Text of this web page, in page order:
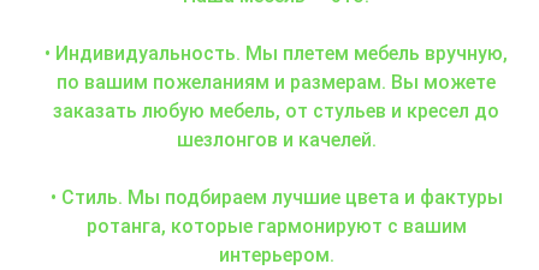
• Индивидуальность. Мы плетем мебель вручную,
по вашим пожеланиям и размерам. Вы можете
заказать любую мебель, от стульев и кресел до
шезлонгов и качелей.
• Стиль. Мы подбираем лучшие цвета и фактуры
ротанга, которые гармонируют с вашим
интерьером.